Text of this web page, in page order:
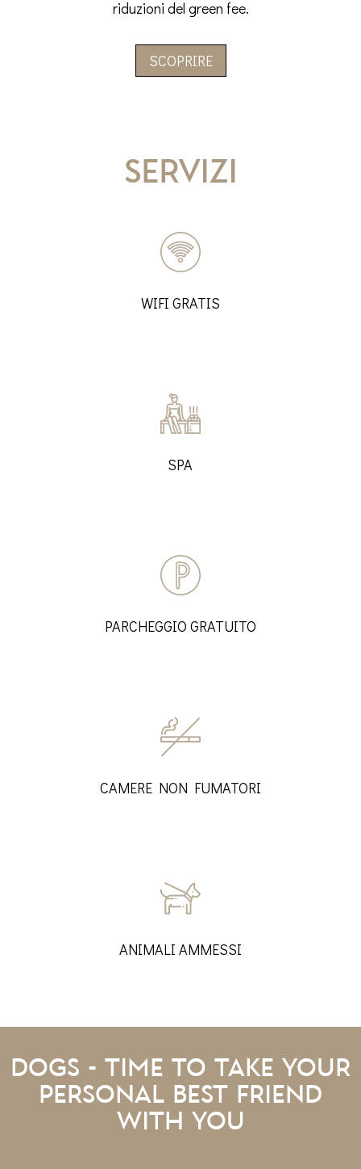
riduzioni del green fee.
SCOPRIRE
Servizi
WIFI GRATIS
SPA
PARCHEGGIO GRATUITO
CAMERE NON FUMATORI
ANIMALI AMMESSI
DOGS - TIME TO TAKE YOUR
PERSONAL BEST FRIEND
WITH YOU